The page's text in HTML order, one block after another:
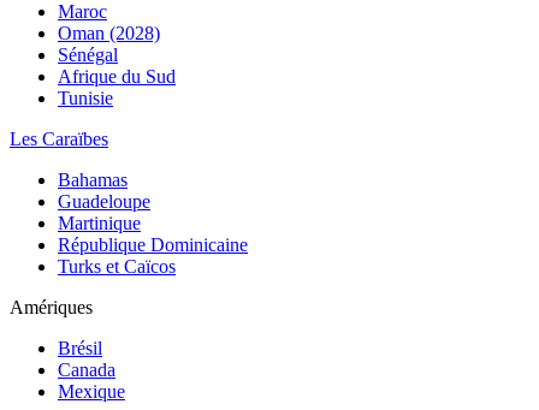
Maroc
Oman (2028)
Sénégal
Afrique du Sud
Tunisie
Les Caraïbes
Bahamas
Guadeloupe
Martinique
République Dominicaine
Turks et Caïcos
Amériques
Brésil
Canada
Mexique